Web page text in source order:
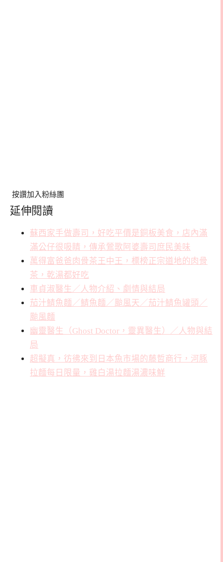
按讚加入粉絲團
延伸閱讀
蘇西家手做壽司，好吃平價是銅板美食，店內滿
滿公仔很吸睛，傳承鶯歌阿婆壽司庶民美味
萬得富爸爸肉骨茶王中王，標榜正宗道地的肉骨
茶，乾湯都好吃
車貞淑醫生／人物介紹、劇情與結局
茄汁鯖魚麵／鯖魚麵／颱風天／茄汁鯖魚罐頭／
颱風麵
幽靈醫生（Ghost Doctor，靈異醫生）／人物與結
局
超擬真，彷彿來到日本魚市場的藤哲商行，河豚
拉麵每日限量，雞白湯拉麵湯濃味鮮